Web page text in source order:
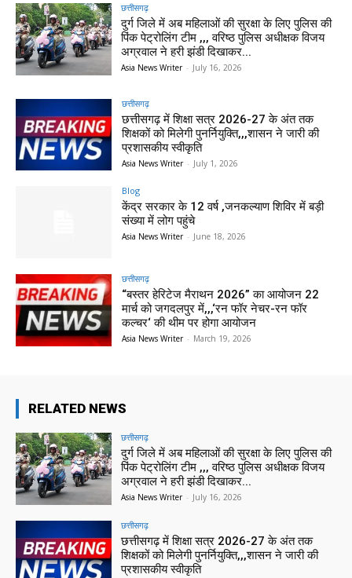
छत्तीसगढ़
दुर्ग जिले में अब महिलाओं की सुरक्षा के लिए पुलिस की
पिंक पेट्रोलिंग टीम ,,, वरिष्ठ पुलिस अधीक्षक विजय
अग्रवाल ने हरी झंडी दिखाकर...
Asia News Writer - July 16, 2026
छत्तीसगढ़
छत्तीसगढ़ में शिक्षा सत्र 2026-27 के अंत तक
शिक्षकों को मिलेगी पुनर्नियुक्ति,,,शासन ने जारी की
प्रशासकीय स्वीकृति
Asia News Writer - July 1, 2026
Blog
केंद्र सरकार के 12 वर्ष ,जनकल्याण शिविर में बड़ी
संख्या में लोग पहुंचे
Asia News Writer - June 18, 2026
छत्तीसगढ़
“बस्तर हेरिटेज मैराथन 2026” का आयोजन 22
मार्च को जगदलपुर में,,,‘रन फॉर नेचर-रन फॉर
कल्चर‘ की थीम पर होगा आयोजन
Asia News Writer - March 19, 2026
RELATED NEWS
छत्तीसगढ़
दुर्ग जिले में अब महिलाओं की सुरक्षा के लिए पुलिस की
पिंक पेट्रोलिंग टीम ,,, वरिष्ठ पुलिस अधीक्षक विजय
अग्रवाल ने हरी झंडी दिखाकर...
Asia News Writer - July 16, 2026
छत्तीसगढ़
छत्तीसगढ़ में शिक्षा सत्र 2026-27 के अंत तक
शिक्षकों को मिलेगी पुनर्नियुक्ति,,,शासन ने जारी की
प्रशासकीय स्वीकृति